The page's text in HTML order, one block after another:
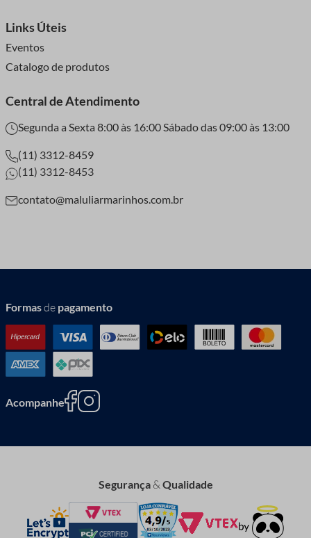
Links Úteis
Eventos
Catalogo de produtos
Central de Atendimento
Segunda a Sexta 8:00 às 16:00 Sábado das 09:00 às 13:00
(11) 3312-8459
(11) 3312-8453
contato@maluliarmarinhos.com.br
Formasde pagamento
Acompanhe
Segurança&Qualidade